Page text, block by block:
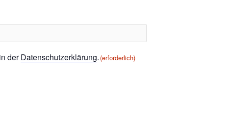
derDatenschutzerklärung. (erforderlich)